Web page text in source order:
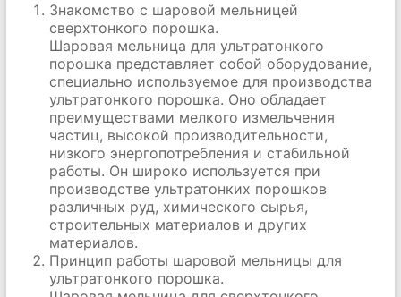
Знакомство с шаровой мельницей
сверхтонкого порошка.
Шаровая мельница для ультратонкого
порошка представляет собой оборудование,
специально используемое для производства
ультратонкого порошка. Оно обладает
преимуществами мелкого измельчения
частиц, высокой производительности,
низкого энергопотребления и стабильной
работы. Он широко используется при
производстве ультратонких порошков
различных руд, химического сырья,
строительных материалов и других
материалов.
Принцип работы шаровой мельницы для
ультратонкого порошка.